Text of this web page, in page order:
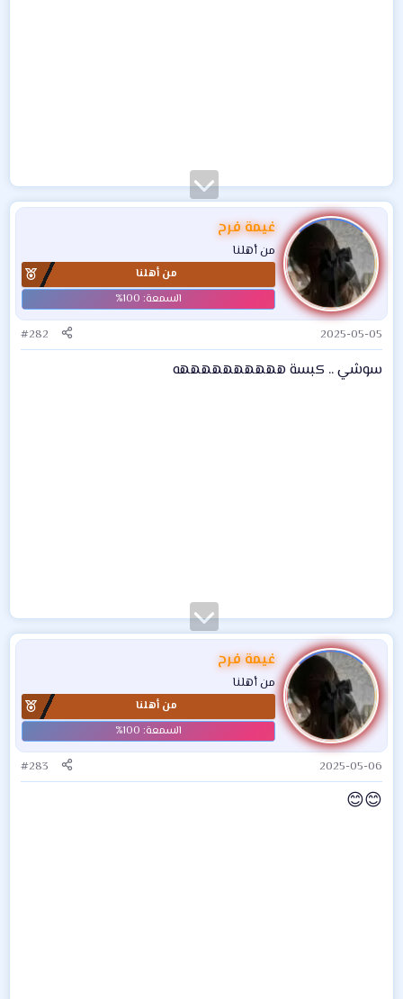
غيمة فرح
من أهلنا
من أهلنا
2025-05-05
#282
سوشي .. كبسة ههههههههههه
غيمة فرح
من أهلنا
من أهلنا
2025-05-06
#283
😊
😊